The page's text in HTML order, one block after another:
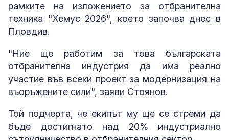
рамките на изложението за отбранителна
техника "Хемус 2026", което започва днес в
Пловдив.
"Ние ще работим за това българската
отбранителна индустрия да има реално
участие във всеки проект за модернизация на
въоръжените сили", заяви Стоянов.
Той подчерта, че екипът му ще се стреми да
бъде достигнато над 20% индустриално